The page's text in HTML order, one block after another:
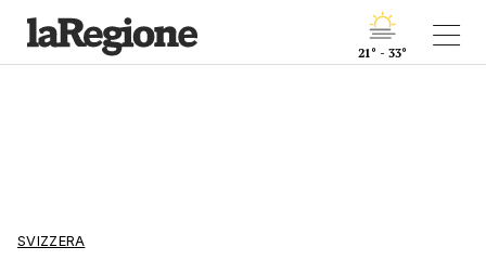
21° - 33°
SVIZZERA